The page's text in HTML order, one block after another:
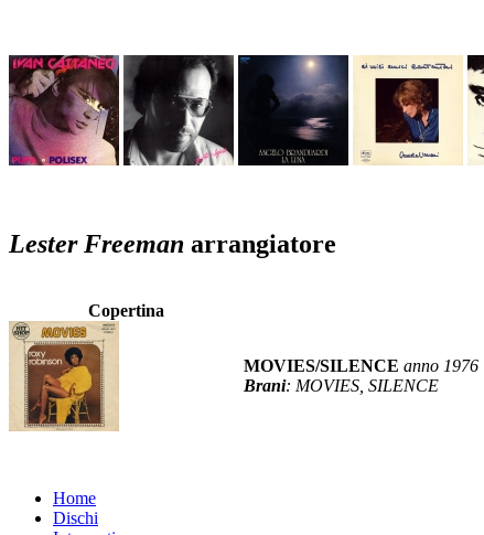
Lester Freeman arrangiatore
Copertina
MOVIES/SILENCE anno 1976
Brani: MOVIES, SILENCE
Home
Dischi